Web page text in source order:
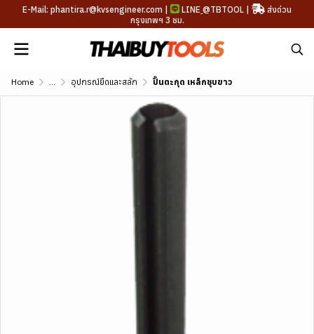
E-Mail: phantira.r@kvsengineer.com | LINE @TBTOOL |
ส่งด่วน
กรุงเทพฯ 3 ชม.
Home ... อุปกรณ์ยึดและสลัก ปิ๊นตะกุด เหล็กชุบขาว